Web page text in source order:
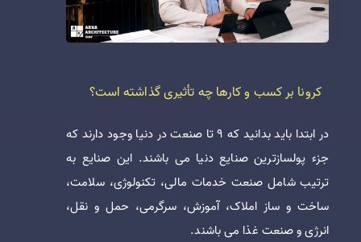
کرونا بر کسب و کارها چه تأثیری گذاشته است؟
در ابتدا باید بدانید که 9 تا صنعت در دنیا وجود دارند که
جزء پولسازترین صنایع دنیا می باشند. این صنایع به
ترتیب شامل صنعت خدمات مالی، تکنولوژی، سلامت،
ساخت و ساز املاک، آموزش، سرگرمی، حمل و نقل،
انرژی و صنعت غذا می باشند.